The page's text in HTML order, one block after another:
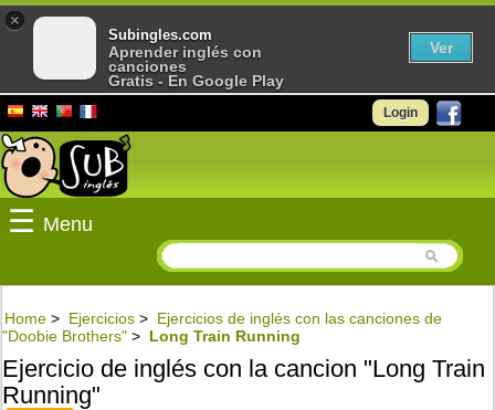
Login
☰ Menu
Home > Ejercicios > Ejercicios de inglés con las canciones de
"Doobie Brothers" > Long Train Running
Ejercicio de inglés con la cancion "Long Train
Running"
×
Subingles.com
Aprender inglés con
canciones
Gratis - En Google Play
Ver